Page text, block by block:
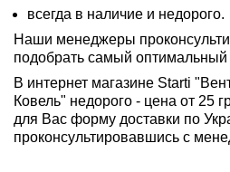
всегда в наличие и недорого.
Наши менеджеры
подобрать самый оптимальный
В интернет магазине Starti
Ковель" недорого - цена от 25
для Вас форму доставки по
проконсультировавшись с